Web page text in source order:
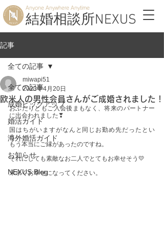
Anyone Anywhere Anytime
結婚相談所NEXUS
記事
全ての記事
成婚ピックアップ
婚活ガイド
海外婚活ガイド
お知らせ
NEXUS Blog
全ての記事
欧米人の男性会員さんがご成婚されました！
miwapi51
2023年4月20日
おふたりともご入会後まもなく、将来のパートナー
に出会われました❣
国はちがいますがなんと同じお勤め先だったとい
う・・・
もう本当にご縁があったのですね。
それにしても素敵なお二人でとてもお幸せそう💛
末永くお幸せになってください。